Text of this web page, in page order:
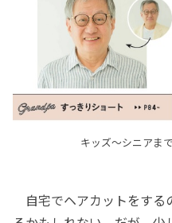
キッズ～シニアま
自宅でヘアカットをする